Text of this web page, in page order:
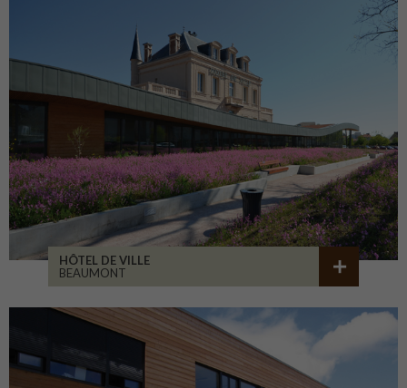
HÔTEL DE VILLE
BEAUMONT